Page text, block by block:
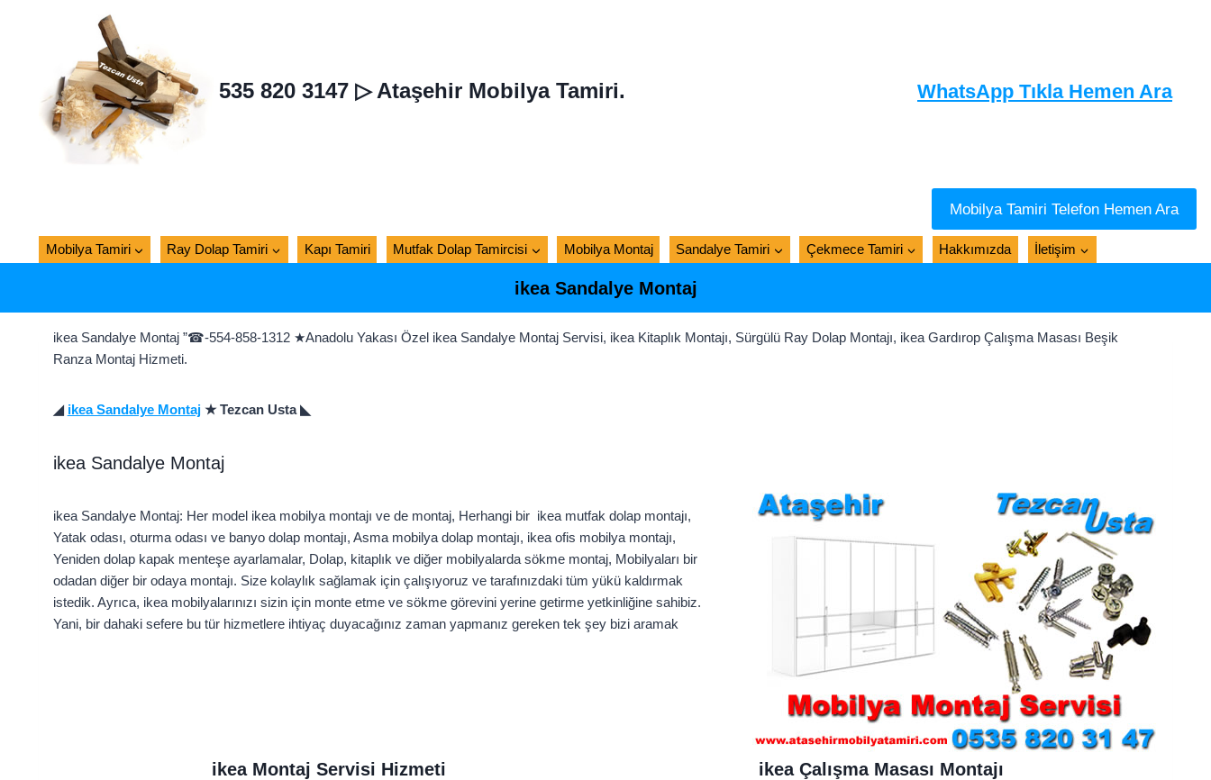
535 820 3147 ▷ Ataşehir Mobilya Tamiri. WhatsApp Tıkla Hemen Ara
Mobilya Tamiri Telefon Hemen Ara
Mobilya Tamiri Ray Dolap Tamiri Kapı Tamiri Mutfak Dolap Tamircisi Mobilya Montaj Sandalye Tamiri Çekmece Tamiri Hakkımızda İletişim
ikea Sandalye Montaj
ikea Sandalye Montaj ”☎-554-858-1312 ★Anadolu Yakası Özel ikea Sandalye Montaj Servisi, ikea Kitaplık Montajı, Sürgülü Ray Dolap Montajı, ikea Gardırop Çalışma Masası Beşik
Ranza Montaj Hizmeti.
◢ ikea Sandalye Montaj★ Tezcan Usta ◣
ikea Sandalye Montaj
ikea Sandalye Montaj: Her model ikea mobilya montajı ve de montaj, Herhangi bir ikea mutfak dolap montajı,
Yatak odası, oturma odası ve banyo dolap montajı, Asma mobilya dolap montajı, ikea ofis mobilya montajı,
Yeniden dolap kapak menteşe ayarlamalar, Dolap, kitaplık ve diğer mobilyalarda sökme montaj, Mobilyaları bir
odadan diğer bir odaya montajı. Size kolaylık sağlamak için çalışıyoruz ve tarafınızdaki tüm yükü kaldırmak
istedik. Ayrıca, ikea mobilyalarınızı sizin için monte etme ve sökme görevini yerine getirme yetkinliğine sahibiz.
Yani, bir dahaki sefere bu tür hizmetlere ihtiyaç duyacağınız zaman yapmanız gereken tek şey bizi aramak
ikea Montaj Servisi Hizmeti ikea Çalışma Masası Montajı